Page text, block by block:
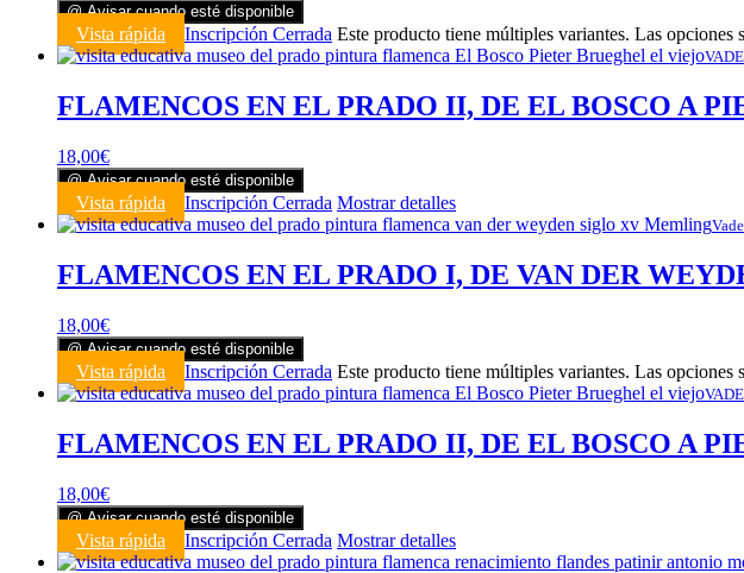
@ Avisar cuando esté disponible
Vista rápida Inscripción Cerrada Este producto tiene múltiples variantes. Las opciones
FLAMENCOS EN EL PRADO II, DE EL BOSCO A
18,00€
@ Avisar cuando esté disponible
Vista rápida Inscripción Cerrada Mostrar detalles
FLAMENCOS EN EL PRADO I, DE VAN DER
18,00€
@ Avisar cuando esté disponible
Vista rápida Inscripción Cerrada Este producto tiene múltiples variantes. Las opciones
FLAMENCOS EN EL PRADO II, DE EL BOSCO A
18,00€
@ Avisar cuando esté disponible
Vista rápida Inscripción Cerrada Mostrar detalles